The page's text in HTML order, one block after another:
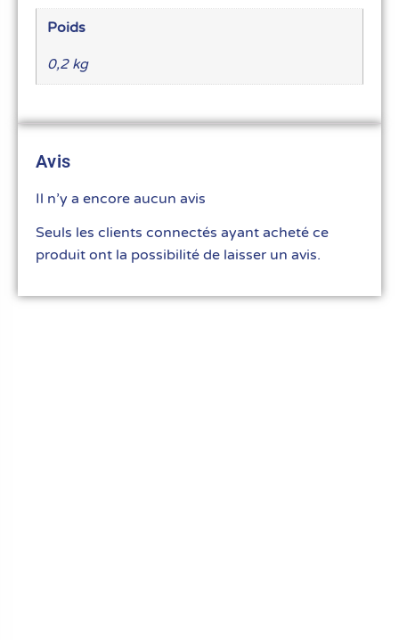
Poids
0,2 kg
Avis
Il n’y a encore aucun avis
Seuls les clients connectés ayant acheté ce
produit ont la possibilité de laisser un avis.